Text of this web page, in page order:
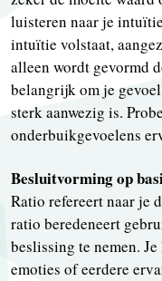
luisteren naar je
intuïtie volstaat,
alleen wordt gevormd
belangrijk om je
sterk aanwezig is.
onderbuikgevoelens
Besluitvorming op
Ratio refereert naar je
ratio beredeneert
beslissing te nemen.
emoties of eerdere